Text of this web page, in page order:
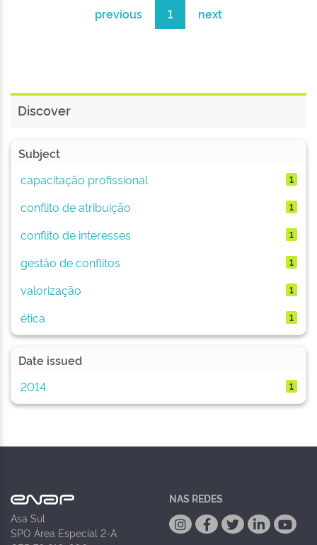
previous 1 next
Discover
Subject
capacitação profissional
1
conflito de atribuição 1
conflito de interesses 1
gestão de conflitos 1
valorização 1
ética 1
Date issued
2014
1
Asa Sul
SPO Área Especial 2-A
NAS REDES